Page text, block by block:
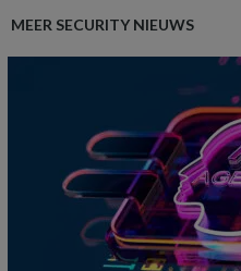
MEER SECURITY NIEUWS